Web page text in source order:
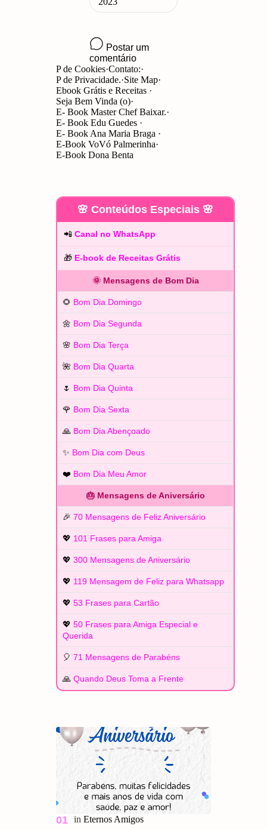
P de Cookies Contato:
P de Privacidade. Site Map
Ebook Grátis e Receitas
Seja Bem Vinda (o)
E- Book Master Chef Baixar.
E- Book Edu Guedes
E- Book Ana Maria Braga
E-Book VoVó Palmerinha
E-Book Dona Benta
🌸 Conteúdos Especiais 🌸
📲 Canal no WhatsApp
🎁 E-book de Receitas Grátis
🌞 Mensagens de Bom Dia
🌻 Bom Dia Domingo
🌼 Bom Dia Segunda
🌸 Bom Dia Terça
🌺 Bom Dia Quarta
🌷 Bom Dia Quinta
🌹 Bom Dia Sexta
🙏 Bom Dia Abençoado
✨ Bom Dia com Deus
❤️ Bom Dia Meu Amor
🎂 Mensagens de Aniversário
🎉 70 Mensagens de Feliz Aniversário
💖 101 Frases para Amiga
💖 300 Mensagens de Aniversário
💖 119 Mensagem de Feliz para Whatsapp
💖 53 Frases para Cartão
💖 50 Frases para Amiga Especial e
Querida
🎈 71 Mensagens de Parabéns
🙏 Quando Deus Toma a Frente